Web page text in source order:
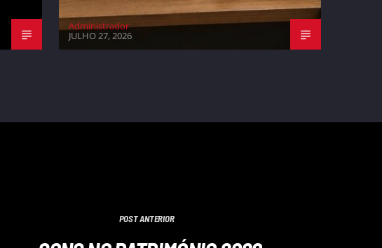
Administrador
JULHO 27, 2026
POST ANTERIOR